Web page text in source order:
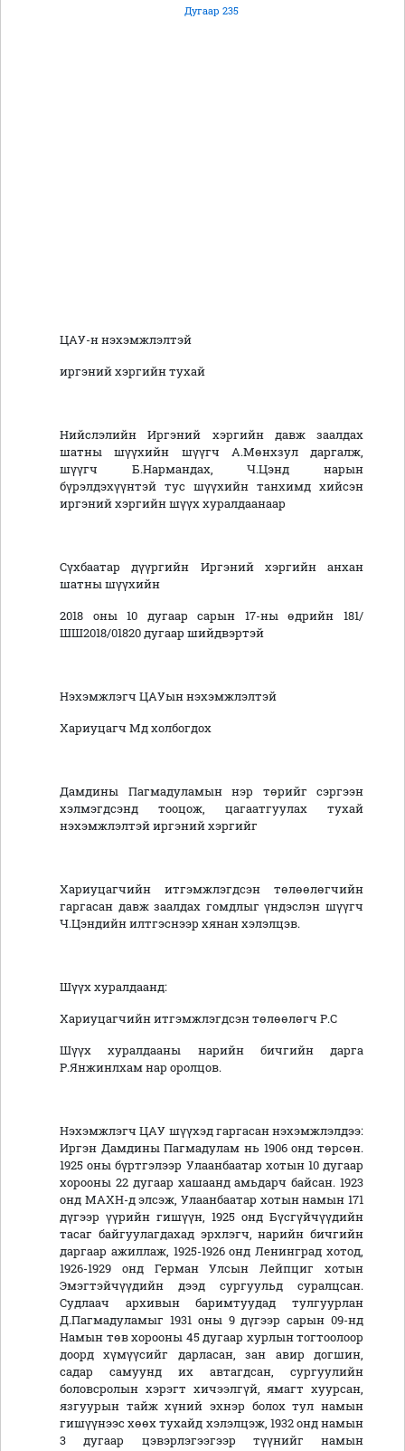
Дугаар 235
ЦАУ-н нэхэмжлэлтэй
иргэний хэргийн тухай
Нийслэлийн Иргэний хэргийн давж заалдах
шатны шүүхийн шүүгч А.Мөнхзул даргалж,
шүүгч Б.Нармандах, Ч.Цэнд нарын
бүрэлдэхүүнтэй тус шүүхийн танхимд хийсэн
иргэний хэргийн шүүх хуралдаанаар
Сүхбаатар дүүргийн Иргэний хэргийн анхан
шатны шүүхийн
2018 оны 10 дугаар сарын 17-ны өдрийн 181/
ШШ2018/01820 дугаар шийдвэртэй
Нэхэмжлэгч ЦАУын нэхэмжлэлтэй
Хариуцагч Мд холбогдох
Дамдины Пагмадуламын нэр төрийг сэргээн
хэлмэгдсэнд тооцож, цагаатгуулах тухай
нэхэмжлэлтэй иргэний хэргийг
Хариуцагчийн итгэмжлэгдсэн төлөөлөгчийн
гаргасан давж заалдах гомдлыг үндэслэн шүүгч
Ч.Цэндийн илтгэснээр хянан хэлэлцэв.
Шүүх хуралдаанд:
Хариуцагчийн итгэмжлэгдсэн төлөөлөгч Р.С
Шүүх хуралдааны нарийн бичгийн дарга
Р.Янжинлхам нар оролцов.
Нэхэмжлэгч ЦАУ шүүхэд гаргасан нэхэмжлэлдээ:
Иргэн Дамдины Пагмадулам нь 1906 онд төрсөн.
1925 оны бүртгэлээр Улаанбаатар хотын 10 дугаар
хорооны 22 дугаар хашаанд амьдарч байсан. 1923
онд МАХН-д элсэж, Улаанбаатар хотын намын 171
дүгээр үүрийн гишүүн, 1925 онд Бүсгүйчүүдийн
тасаг байгуулагдахад эрхлэгч, нарийн бичгийн
даргаар ажиллаж, 1925-1926 онд Ленинград хотод,
1926-1929 онд Герман Улсын Лейпциг хотын
Эмэгтэйчүүдийн дээд сургуульд суралцсан.
Судлаач архивын баримтуудад тулгуурлан
Д.Пагмадуламыг 1931 оны 9 дүгээр сарын 09-нд
Намын төв хорооны 45 дугаар хурлын тогтоолоор
доорд хүмүүсийг дарласан, зан авир догшин,
садар самуунд их автагдсан, сургуулийн
боловсролын хэрэгт хичээлгүй, ямагт хуурсан,
язгуурын тайж хүний эхнэр болох тул намын
гишүүнээс хөөх тухайд хэлэлцэж, 1932 онд намын
3 дугаар цэвэрлэгээгээр түүнийг намын